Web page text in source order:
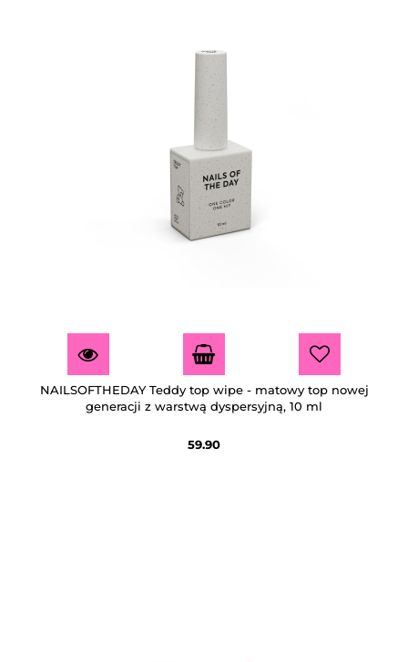
NAILSOFTHEDAY Teddy top wipe - matowy top nowej
generacji z warstwą dyspersyjną, 10 ml
59.90